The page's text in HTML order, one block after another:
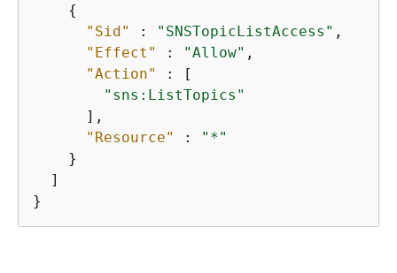
{
"Sid"
: "SNSTopicListAccess" ,
"Effect"
: "Allow" ,
"Action"
: [
"sns:ListTopics"
      ],
"Resource"
:
"*"
    }
  ]
}